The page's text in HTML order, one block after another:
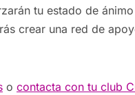
tu estado de
crear una red de
o contacta con tu club